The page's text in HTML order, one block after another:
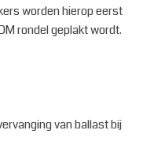
worden hierop eerst
rondel geplakt wordt.
van ballast bij